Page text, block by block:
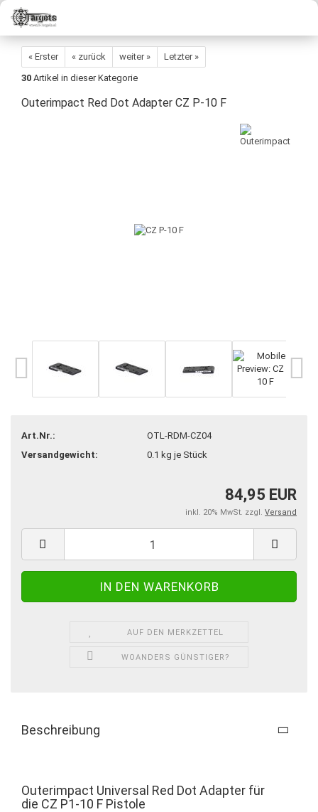
« Erster « zurück weiter »
Letzter »
30 Artikel in dieser Kategorie
Outerimpact Red Dot Adapter CZ P-10 F
Art.Nr.:
OTL-RDM-CZ04
Versandgewicht:
0.1 kg je Stück
84,95 EUR
inkl. 20% MwSt. zzgl. Versand
AUF DEN MERKZETTEL
WOANDERS GÜNSTIGER?
Beschreibung
Outerimpact Universal Red Dot Adapter für
die CZ P1-10 F Pistole